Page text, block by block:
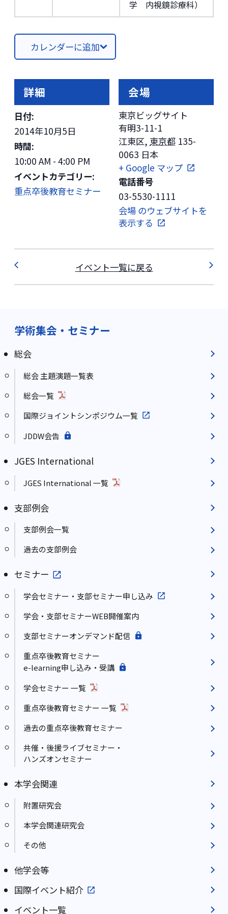
学 内視鏡診療科）
カレンダーに追加
詳細
日付:
2014年10月5日
時間:
10:00 AM - 4:00 PM
イベントカテゴリー:
重点卒後教育セミナー
会場
東京ビッグサイト
有明3-11-1
江東区, 東京都 135-
0063 日本
+ Google マップ
電話番号
03-5530-1111
会場 のウェブサイトを
表示する
イベント一覧に戻る
学術集会・セミナー
総会
総会 主題演題一覧表
総会一覧
国際ジョイントシンポジウム一覧
JDDW会告
JGES International
JGES International 一覧
支部例会
支部例会一覧
過去の支部例会
セミナー
学会セミナー・支部セミナー申し込み
学会・支部セミナーWEB開催案内
支部セミナーオンデマンド配信
重点卒後教育セミナー
e-learning申し込み・受講
学会セミナー 一覧
重点卒後教育セミナー 一覧
過去の重点卒後教育セミナー
共催・後援ライブセミナー・
ハンズオンセミナー
本学会関連
附置研究会
本学会関連研究会
その他
他学会等
国際イベント紹介
イベント一覧